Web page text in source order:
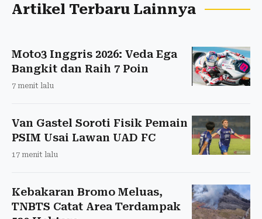
Artikel Terbaru Lainnya
Moto3 Inggris 2026: Veda Ega
Bangkit dan Raih 7 Poin
7 menit lalu
Van Gastel Soroti Fisik Pemain
PSIM Usai Lawan UAD FC
17 menit lalu
Kebakaran Bromo Meluas,
TNBTS Catat Area Terdampak